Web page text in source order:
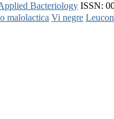
Bacteriology ISSN:
malolactica Vi negre